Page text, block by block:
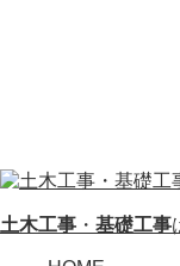
土木工事 ・ 基礎工事